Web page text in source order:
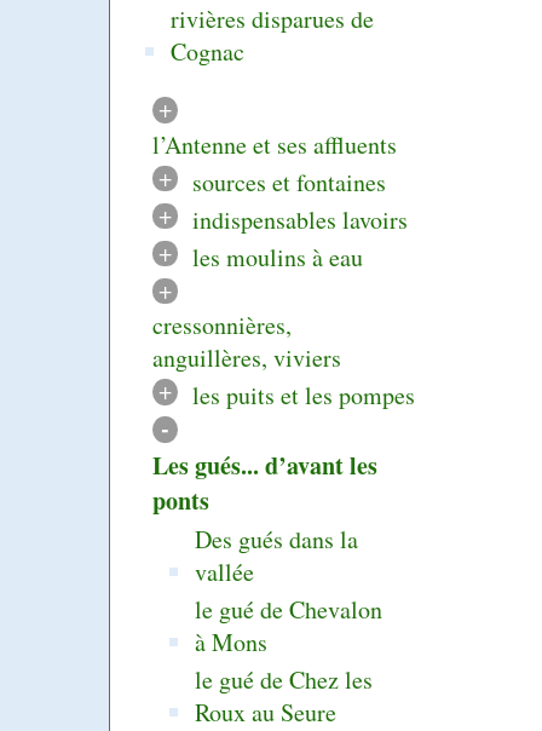
rivières disparues de
Cognac
+
l’Antenne et ses affluents
+
sources et fontaines
+
indispensables lavoirs
+
les moulins à eau
+
cressonnières,
anguillères, viviers
+
les puits et les pompes
-
Les gués... d’avant les
ponts
Des gués dans la
vallée
le gué de Chevalon
à Mons
le gué de Chez les
Roux au Seure